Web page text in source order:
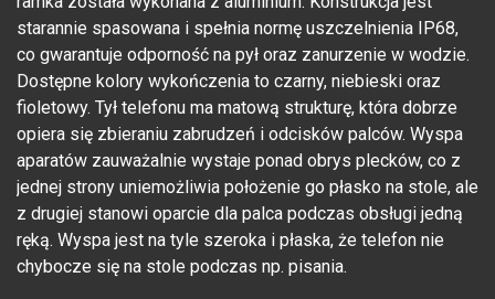
starannie spasowana i spełnia normę uszczelnienia IP68,
co gwarantuje odporność na pył oraz zanurzenie w wodzie.
Dostępne kolory wykończenia to czarny, niebieski oraz
fioletowy. Tył telefonu ma matową strukturę, która dobrze
opiera się zbieraniu zabrudzeń i odcisków palców. Wyspa
aparatów zauważalnie wystaje ponad obrys plecków, co z
jednej strony uniemożliwia położenie go płasko na stole, ale
z drugiej stanowi oparcie dla palca podczas obsługi jedną
ręką. Wyspa jest na tyle szeroka i płaska, że telefon nie
chybocze się na stole podczas np. pisania.